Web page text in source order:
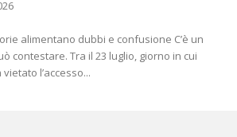
alimentano dubbi e confusione C’è un
contestare. Tra il 23 luglio, giorno in cui
l’accesso...